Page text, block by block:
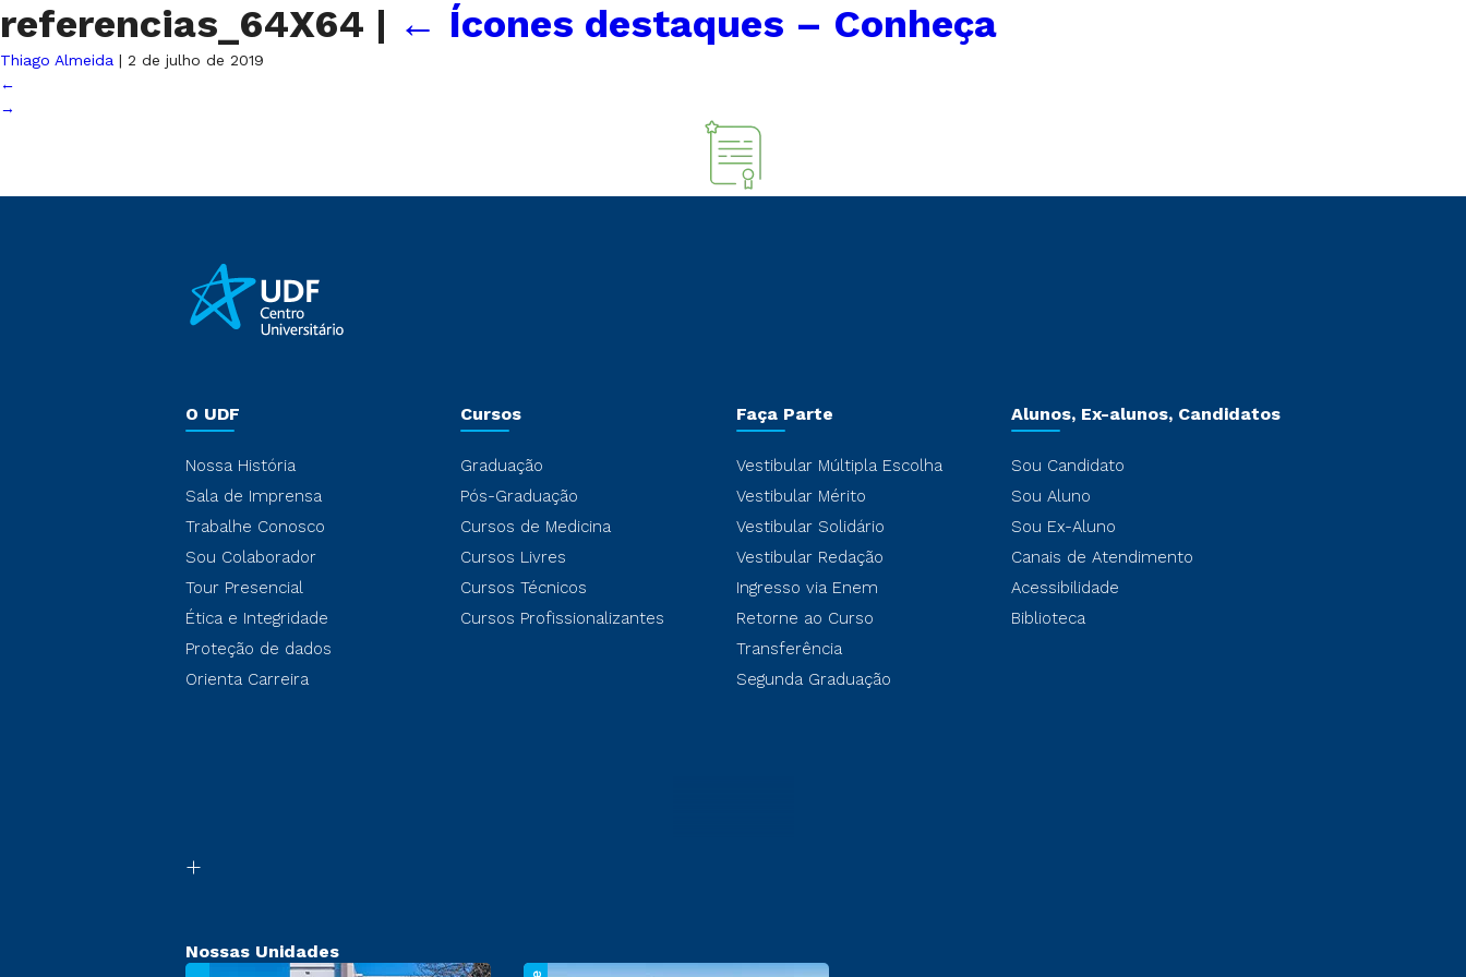
referencias_64X64 | ← Ícones destaques – Conheça
Thiago Almeida | 2 de julho de 2019
←
→
O UDF
Nossa História
Sala de Imprensa
Trabalhe Conosco
Sou Colaborador
Tour Presencial
Ética e Integridade
Proteção de dados
Orienta Carreira
Cursos
Graduação
Pós-Graduação
Cursos de Medicina
Cursos Livres
Cursos Técnicos
Cursos Profissionalizantes
Faça Parte
Vestibular Múltipla Escolha
Vestibular Mérito
Vestibular Solidário
Vestibular Redação
Ingresso via Enem
Retorne ao Curso
Transferência
Segunda Graduação
Alunos, Ex-alunos, Candidatos
Sou Candidato
Sou Aluno
Sou Ex-Aluno
Canais de Atendimento
Acessibilidade
Biblioteca
Nossas Unidades